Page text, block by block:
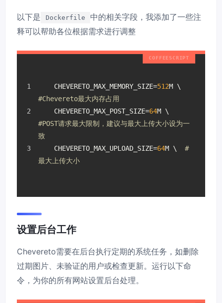
以下是 Dockerfile
中的相关字段，我添加了一些注
释可以帮助各位根据需求进行调整
    CHEVERETO_MAX_MEMORY_SIZE=
512
#Chevereto最大内存占用
    CHEVERETO_MAX_POST_SIZE=
64
#POST请求最大限制，建议与最大上传大小设为一
致
    CHEVERETO_MAX_UPLOAD_SIZE=
64M \ #
最大上传大小
设置后台工作
Chevereto需要在后台执行定期的系统任务，如删除
过期图片、未验证的用户或检查更新。运行以下命
令，为你的所有网站设置后台处理。